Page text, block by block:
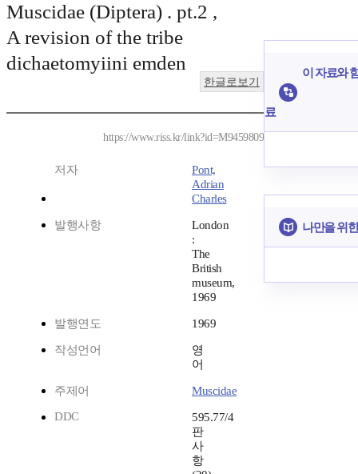
Muscidae (Diptera) . pt.2 ,
A revision of the tribe
dichaetomyiini emden
한글로보기
https://www.riss.kr/link?id=M9459809
저자
Pont,
Adrian
Charles
발행사항
London
:
The
British
museum,
1969
발행연도 1969
작성언어
영
어
주제어
Muscidae
DDC
595.77/4
판
사
항
이 자료와
료
나만을 위